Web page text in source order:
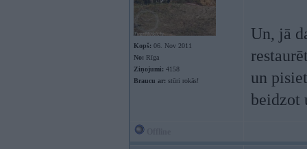
Kopš: 06. Nov 2011
No: Rīga
Ziņojumi: 4158
Braucu ar: stūri rokās!
Un, jā
un
beidzot